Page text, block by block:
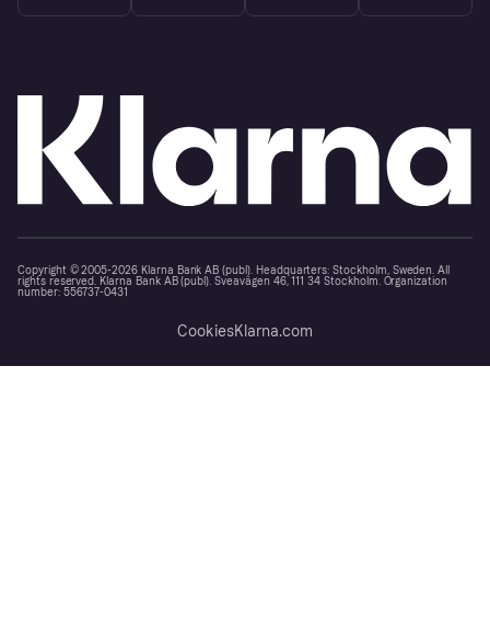
Copyright © 2005-2026 Klarna Bank AB (publ). Headquarters: Stockholm, Sweden. All
rights reserved. Klarna Bank AB (publ). Sveavägen 46, 111 34 Stockholm. Organization
number: 556737-0431
CookiesKlarna.com